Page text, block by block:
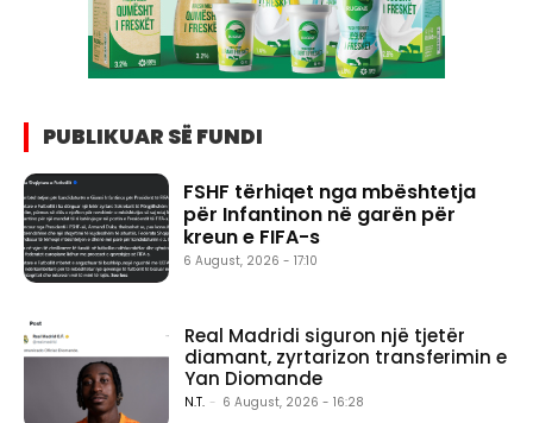
PUBLIKUAR SË FUNDI
FSHF tërhiqet nga mbështetja
për Infantinon në garën për
kreun e FIFA-s
6 August, 2026 - 17:10
Real Madridi siguron një tjetër
diamant, zyrtarizon transferimin e
Yan Diomande
N.T. - 6 August, 2026 - 16:28